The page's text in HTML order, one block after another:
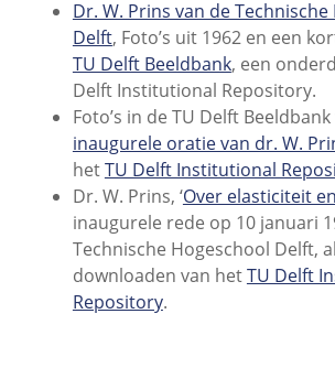
Dr. W. Prins van de
Delft, Foto’s uit 1962 en een
TU Delft Beeldbank, een
Delft Institutional Repository.
Foto’s in de TU Delft
inaugurele oratie van dr. W.
hetTU Delft Institutional
Dr. W. Prins, ‘Over elasticiteit
inaugurele rede op 10 januari
Technische Hogeschool Delft,
downloaden van hetTU Delft
Repository.